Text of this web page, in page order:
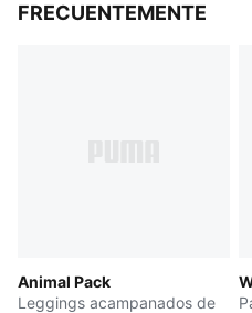
FRECUENTEMENTE
Animal Pack
Leggings acampanados de